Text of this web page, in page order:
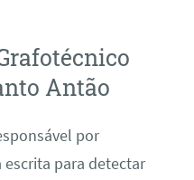
Antão
por
para detectar